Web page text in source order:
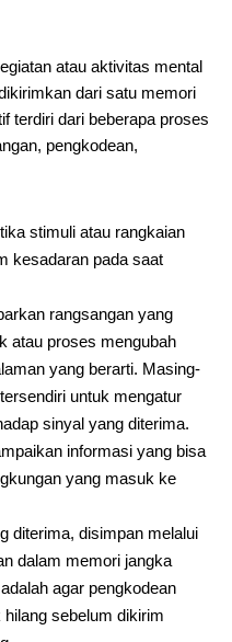
atau aktivitas mental
dari satu memori
terdiri dari beberapa proses
pengkodean,
stimuli atau rangkaian
kesadaran pada saat
rangsangan yang
atau proses mengubah
yang berarti. Masing-
untuk mengatur
sinyal yang diterima.
informasi yang bisa
yang masuk ke
diterima, disimpan melalui
dalam memori jangka
agar pengkodean
sebelum dikirim